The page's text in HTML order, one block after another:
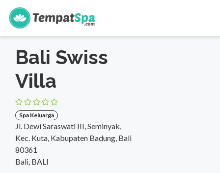
s
Bali Swiss
Villa
Spa Keluarga
Jl. Dewi Saraswati III, Seminyak,
Kec. Kuta, Kabupaten Badung, Bali
80361
Bali, BALI